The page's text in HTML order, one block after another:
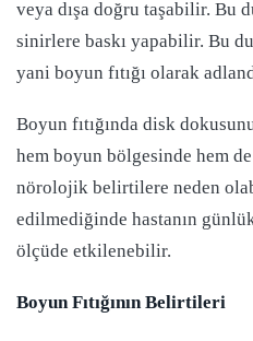
veya dışa doğru taşabilir. Bu
sinirlere baskı yapabilir. Bu
yani boyun fıtığı olarak
Boyun fıtığında disk
hem boyun bölgesinde hem
nörolojik belirtilere neden
edilmediğinde hastanın
ölçüde etkilenebilir.
Boyun Fıtığının Belirtileri